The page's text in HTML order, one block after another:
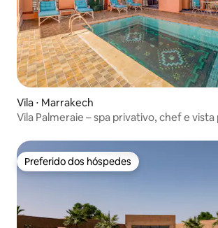
Vila ⋅ Marrakech
Vila Palmeraie – spa privativo, chef e
Preferido dos hóspedes
Preferido dos hóspedes